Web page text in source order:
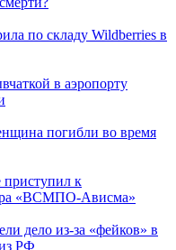
по складу Wildberries в
в аэропорту
погибли во время
приступил к
«ВСМПО-Ависма»
дело из-за «фейков» в
РФ